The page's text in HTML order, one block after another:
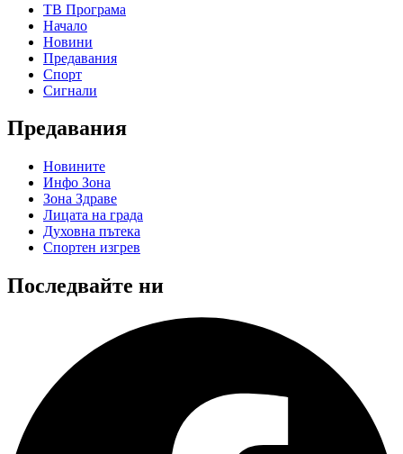
ТВ Програма
Начало
Новини
Предавания
Спорт
Сигнали
Предавания
Новините
Инфо Зона
Зона Здраве
Лицата на града
Духовна пътека
Спортен изгрев
Последвайте ни